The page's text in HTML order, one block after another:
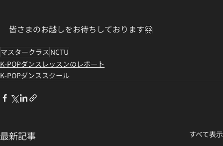
皆さまのお越しをお待ちしております🤗
マスタークラス NCTU
K-POPダンスレッスンのレポート
K-POPダンススクール
最新記事 すべて表示